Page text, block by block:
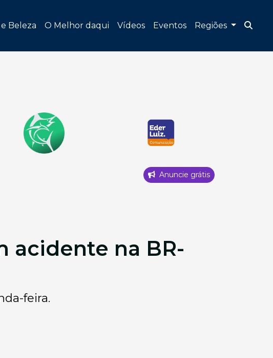
Beleza O Melhor daqui Vídeos Eventos Regiões
Anuncie grátis
acidente na BR-
feira.